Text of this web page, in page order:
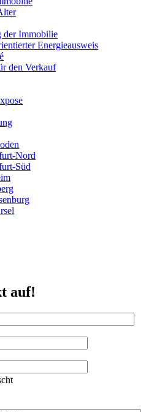
der Immobilie
Energieausweis
den Verkauf
Nord
Süd
auf!